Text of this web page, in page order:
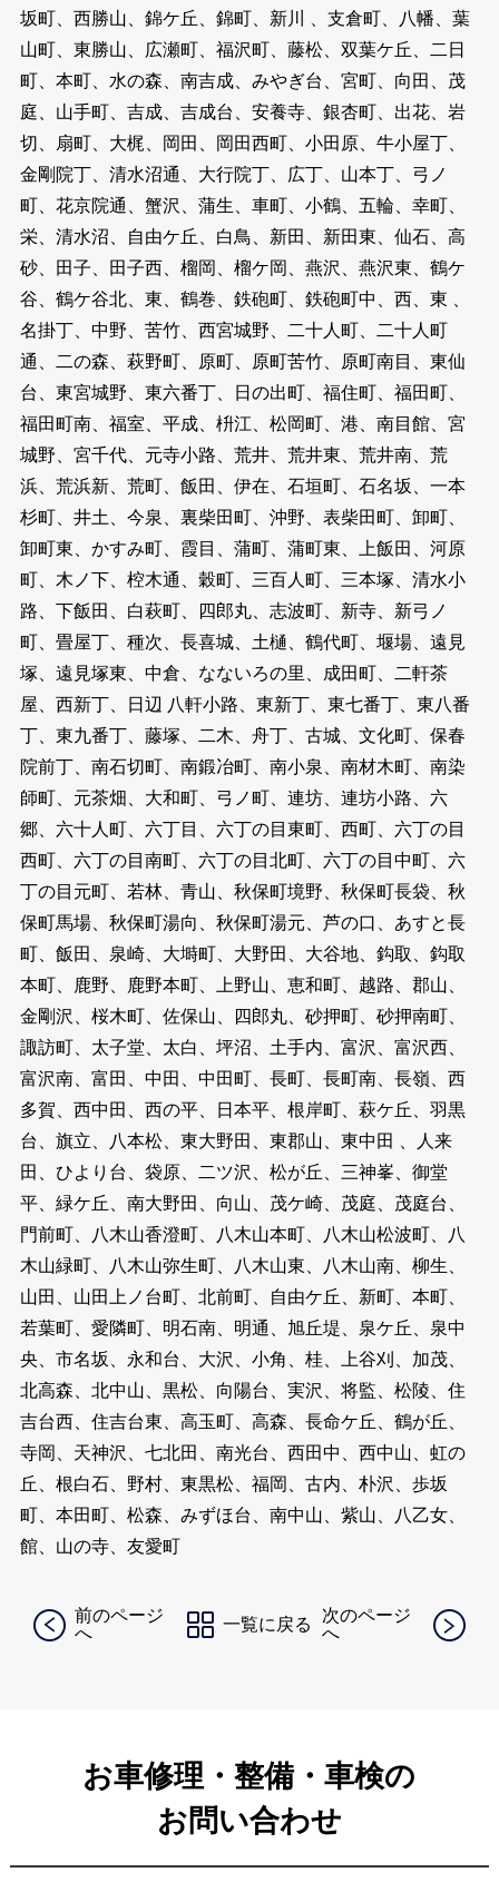
坂町、西勝山、錦ケ丘、錦町、新川 、支倉町、八幡、葉
山町、東勝山、広瀬町、福沢町、藤松、双葉ケ丘、二日
町、本町、水の森、南吉成、みやぎ台、宮町、向田、茂
庭、山手町、吉成、吉成台、安養寺、銀杏町、出花、岩
切、扇町、大梶、岡田、岡田西町、小田原、牛小屋丁、
金剛院丁、清水沼通、大行院丁、広丁、山本丁、弓ノ
町、花京院通、蟹沢、蒲生、車町、小鶴、五輪、幸町、
栄、清水沼、自由ケ丘、白鳥、新田、新田東、仙石、高
砂、田子、田子西、榴岡、榴ケ岡、燕沢、燕沢東、鶴ケ
谷、鶴ケ谷北、東、鶴巻、鉄砲町、鉄砲町中、西、東 、
名掛丁、中野、苦竹、西宮城野、二十人町、二十人町
通、二の森、萩野町、原町、原町苦竹、原町南目、東仙
台、東宮城野、東六番丁、日の出町、福住町、福田町、
福田町南、福室、平成、枡江、松岡町、港、南目館、宮
城野、宮千代、元寺小路、荒井、荒井東、荒井南、荒
浜、荒浜新、荒町、飯田、伊在、石垣町、石名坂、一本
杉町、井土、今泉、裏柴田町、沖野、表柴田町、卸町、
卸町東、かすみ町、霞目、蒲町、蒲町東、上飯田、河原
町、木ノ下、椌木通、穀町、三百人町、三本塚、清水小
路、下飯田、白萩町、四郎丸、志波町、新寺、新弓ノ
町、畳屋丁、種次、長喜城、土樋、鶴代町、堰場、遠見
塚、遠見塚東、中倉、なないろの里、成田町、二軒茶
屋、西新丁、日辺 八軒小路、東新丁、東七番丁、東八番
丁、東九番丁、藤塚、二木、舟丁、古城、文化町、保春
院前丁、南石切町、南鍛冶町、南小泉、南材木町、南染
師町、元茶畑、大和町、弓ノ町、連坊、連坊小路、六
郷、六十人町、六丁目、六丁の目東町、西町、六丁の目
西町、六丁の目南町、六丁の目北町、六丁の目中町、六
丁の目元町、若林、青山、秋保町境野、秋保町長袋、秋
保町馬場、秋保町湯向、秋保町湯元、芦の口、あすと長
町、飯田、泉崎、大塒町、大野田、大谷地、鈎取、鈎取
本町、鹿野、鹿野本町、上野山、恵和町、越路、郡山、
金剛沢、桜木町、佐保山、四郎丸、砂押町、砂押南町、
諏訪町、太子堂、太白、坪沼、土手内、富沢、富沢西、
富沢南、富田、中田、中田町、長町、長町南、長嶺、西
多賀、西中田、西の平、日本平、根岸町、萩ケ丘、羽黒
台、旗立、八本松、東大野田、東郡山、東中田 、人来
田、ひより台、袋原、二ツ沢、松が丘、三神峯、御堂
平、緑ケ丘、南大野田、向山、茂ケ崎、茂庭、茂庭台、
門前町、八木山香澄町、八木山本町、八木山松波町、八
木山緑町、八木山弥生町、八木山東、八木山南、柳生、
山田、山田上ノ台町、北前町、自由ケ丘、新町、本町、
若葉町、愛隣町、明石南、明通、旭丘堤、泉ケ丘、泉中
央、市名坂、永和台、大沢、小角、桂、上谷刈、加茂、
北高森、北中山、黒松、向陽台、実沢、将監、松陵、住
吉台西、住吉台東、高玉町、高森、長命ケ丘、鶴が丘、
寺岡、天神沢、七北田、南光台、西田中、西中山、虹の
丘、根白石、野村、東黒松、福岡、古内、朴沢、歩坂
町、本田町、松森、みずほ台、南中山、紫山、八乙女、
館、山の寺、友愛町
前のページ
へ
一覧に戻る
次のページ
へ
お車修理・整備・車検の
お問い合わせ